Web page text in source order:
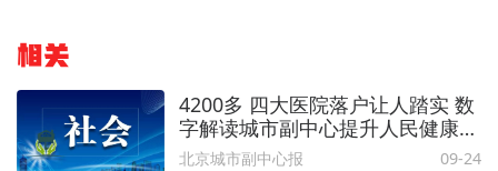
相关
4200多 四大医院落户让人踏实 数
字解读城市副中心提升人民健康保
障
北京城市副中心报 09-24